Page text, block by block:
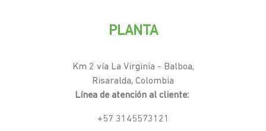
PLANTA
Km 2 vía La Virginia - Balboa,
Risaralda, Colombia
Línea de atención al cliente:
+57 3145573121